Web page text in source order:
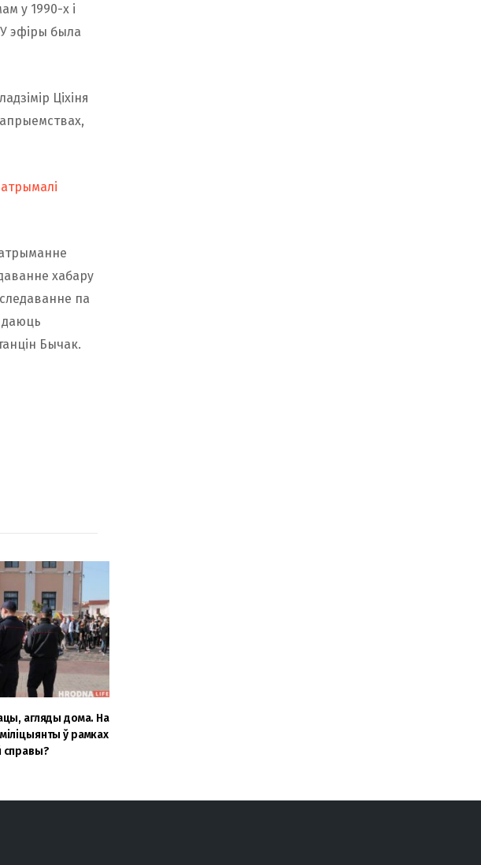
у 1990-х і
эфіры была
Ціхіня
хабару
па
даюць
Бычак.
агляды дома. На
ў рамках
справы?